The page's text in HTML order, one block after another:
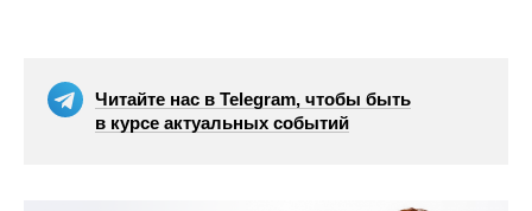
Читайте нас в Telegram, чтобы быть
в курсе актуальных событий